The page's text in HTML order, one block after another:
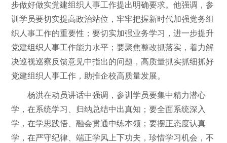
步做好做实党建组织人事工作提出明确要求。他强调，参
训学员要切实提高政治站位，牢牢把握新时代加强党务组
织人事工作的重要性；要切实加强业务学习，进一步提升
党建组织人事工作能力水平；要聚焦整改抓落实，着力解
决巡视巡察反馈意见中指出的问题，高质量抓实抓细抓好
党建组织人事工作，助推企校高质量发展。
杨洪在动员讲话中强调，参训学员要集中精力潜心
学，在系统学习、归纳总结中出真知；要全面系统深入
学，在学思践悟、融会贯通中练本领；要摆正态度认真
学，在严守纪律、端正学风上下功夫，珍惜学习机会，不